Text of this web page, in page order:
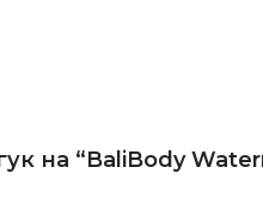
на “BaliBody